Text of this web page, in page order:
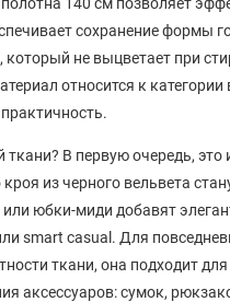
сохранение формы
не выцветает при
относится к
ткани? В первую очередь,
из черного вельвета
юбки-миди добавят
smart casual. Для
ткани, она подходит
аксессуаров: сумок,